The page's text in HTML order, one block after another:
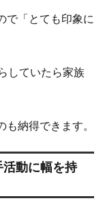
で「とても印象に
していたら家族
納得できます。
動に幅を持